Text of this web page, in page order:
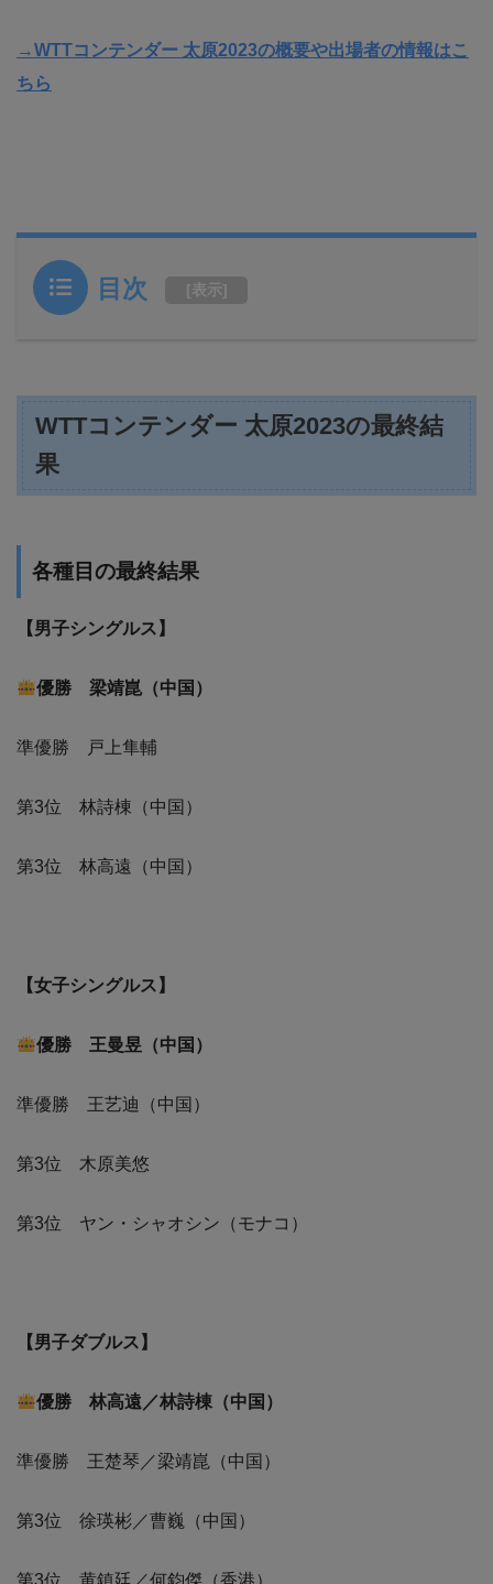
→WTTコンテンダー 太原2023の概要や出場者の情報はこ
ちら
目次 [表示]
WTTコンテンダー 太原2023の最終結
果
各種目の最終結果
【男子シングルス】
優勝 梁靖崑（中国）
準優勝 戸上隼輔
第3位 林詩棟（中国）
第3位 林高遠（中国）
【女子シングルス】
優勝 王曼昱（中国）
準優勝 王艺迪（中国）
第3位 木原美悠
第3位 ヤン・シャオシン（モナコ）
【男子ダブルス】
優勝 林高遠／林詩棟（中国）
準優勝 王楚琴／梁靖崑（中国）
第3位 徐瑛彬／曹巍（中国）